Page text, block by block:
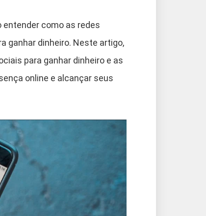
entender como as redes
ganhar dinheiro. Neste artigo,
para ganhar dinheiro e as
online e alcançar seus